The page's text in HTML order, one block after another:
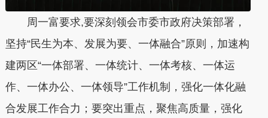
周一富要求,要深刻领会市委市政府决策部署，
坚持“民生为本、发展为要、一体融合”原则，加速构
建两区“一体部署、一体统计、一体考核、一体运
作、一体办公、一体领导”工作机制，强化一体化融
合发展工作合力；要突出重点，聚焦高质量，强化